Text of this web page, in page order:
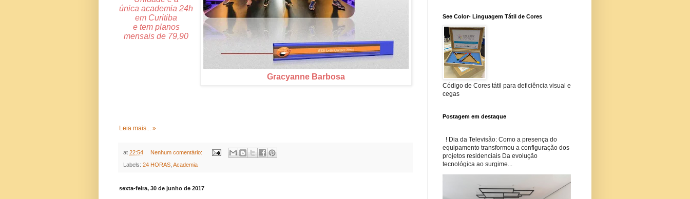
Gracyanne Barbosa
única academia 24h
em Curitiba
e tem planos
mensais de 79,90
Leia mais... »
at 22:54 Nenhum comentário:
Labels: 24 HORAS Academia
sexta-feira, 30 de junho de 2017
See Color- Linguagem Tátil de Cores
Código de Cores tátil para deficiência visual e
cegas
Postagem em destaque
! Dia da Televisão: Como a presença do
equipamento transformou a configuração dos
projetos residenciais Da evolução
tecnológica ao surgime...